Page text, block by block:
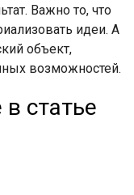
Важно то, что
идеи. А
объект,
возможностей.
статье